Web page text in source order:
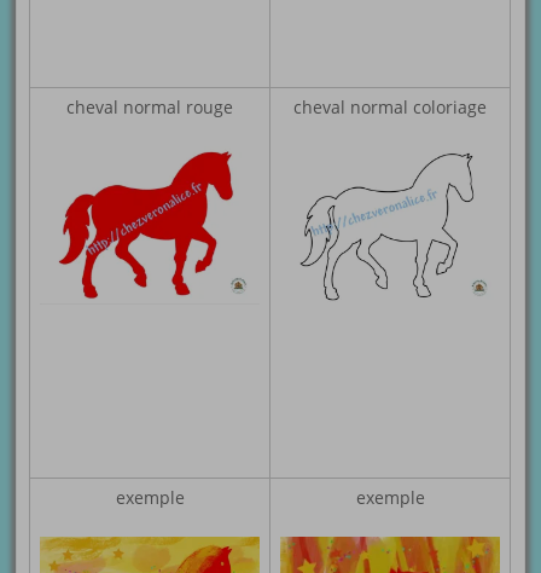
cheval normal rouge cheval normal coloriage
exemple exemple